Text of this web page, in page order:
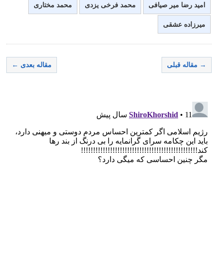
امید رضا میر صیافی محمد فرخی یزدی محمد مختاری
میرزاده عشقی
→ مقاله قبلی مقاله بعدی ←